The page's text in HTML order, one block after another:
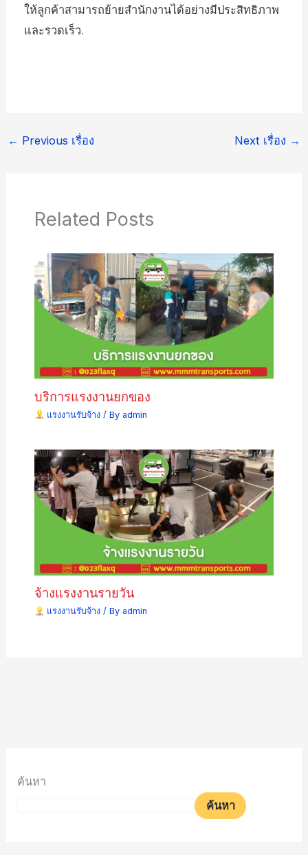
ค้นหา
ค้นหา
ให้ลูกค้าสามารถย้ายสำนักงานได้อย่างมีประสิทธิภาพ
และรวดเร็ว.
← Previous เรื่อง Next เรื่อง →
Related Posts
บริการแรงงานยกของ
แรงงานรับจ้าง / By admin
จ้างแรงงานรายวัน
แรงงานรับจ้าง / By admin